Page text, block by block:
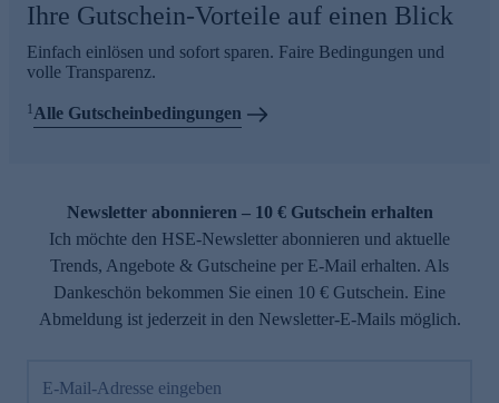
Ihre Gutschein-Vorteile auf einen Blick
Einfach einlösen und sofort sparen. Faire Bedingungen und
volle Transparenz.
1Alle Gutscheinbedingungen
Newsletter abonnieren – 10 € Gutschein erhalten
Ich möchte den HSE-Newsletter abonnieren und aktuelle
Trends, Angebote & Gutscheine per E-Mail erhalten. Als
Dankeschön bekommen Sie einen 10 € Gutschein. Eine
Abmeldung ist jederzeit in den Newsletter-E-Mails möglich.
E-Mail-Adresse eingeben